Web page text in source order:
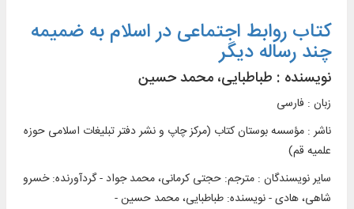
کتاب روابط اجتماعی در اسلام به ضمیمه
چند رساله دیگر
نویسنده : طباطبایی، محمد حسین
زبان : فارسی
ناشر : مؤسسه بوستان کتاب (مرکز چاپ و نشر دفتر تبليغات اسلامی حوزه
علميه قم)
سایر نویسندگان : مترجم: حجتی کرمانی، محمد جواد - گردآورنده: خسرو
شاهی، هادی - نویسنده: طباطبایی، محمد حسین -